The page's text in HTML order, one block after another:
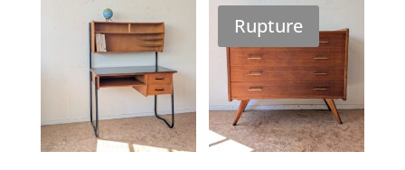
Rupture